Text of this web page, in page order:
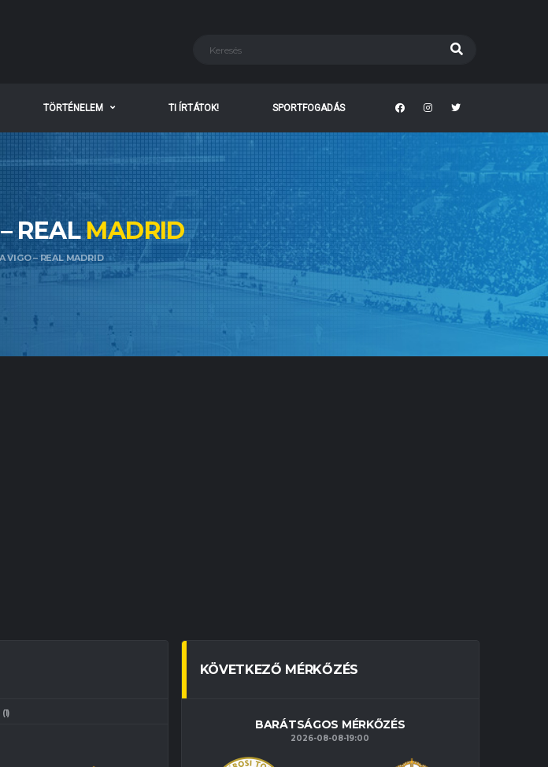
TÖRTÉNELEM TI ÍRTÁTOK! SPORTFOGADÁS
REALMADRID
VIGO – REAL MADRID
(1)
KÖVETKEZŐ MÉRKŐZÉS
BARÁTSÁGOS MÉRKŐZÉS
2026-08-08-19:00